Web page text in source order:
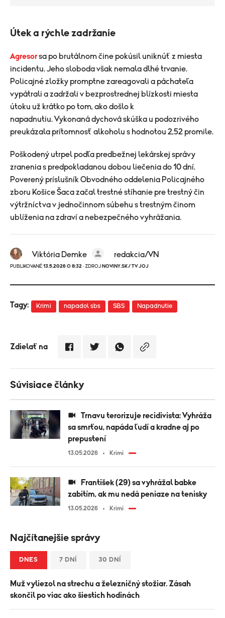
Útek a rýchle zadržanie
Agresorsa po brutálnom čine pokúsil uniknúť z miesta
incidentu. Jeho sloboda však nemala dlhé trvanie.
Policajné zložky promptne zareagovali a páchateľa
vypátrali a zadržali v bezprostrednej blízkosti miesta
útoku už krátko po tom, ako došlo k
napadnutiu.Vykonaná dychová skúška u podozrivého
preukázala prítomnosť alkoholu s hodnotou 2,52 promile.
Poškodený utrpel podľa predbežnej lekárskej správy
zranenia s predpokladanou dobou liečenia do 10 dní.
Poverený príslušník Obvodného oddelenia Policajného
zboru Košice Šaca začal trestné stíhanie pre trestný čin
výtržníctva v jednočinnom súbehu s trestným činom
ublíženia na zdraví a nebezpečného vyhrážania.
Viktória Demke redakcia/VN
PUBLIKOVANÉ 13.5.2026 O 8:32 · ZDROJ NOVINY.SK/ TV JOJ
Tagy: Krimi napadol sbs SBS Napadnutie
Zdielať na
Súvisiace články
sa smrťou, napáda ľudí a kradne aj po
prepustení
13.05.2026 Krimi
zabitím, ak mu nedá peniaze na tenisky
13.05.2026 Krimi
Najčítanejšie správy
DNES 7 DNÍ 30 DNÍ
Muž vyliezol na strechu a železničný stožiar. Zásah
skončil po viac ako šiestich hodinách